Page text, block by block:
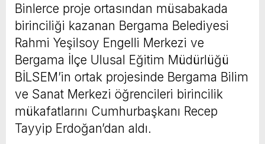
Binlerce proje ortasından müsabakada
birinciliği kazanan Bergama Belediyesi
Rahmi Yeşilsoy Engelli Merkezi ve
Bergama İlçe Ulusal Eğitim Müdürlüğü
BİLSEM’in ortak projesinde Bergama Bilim
ve Sanat Merkezi öğrencileri birincilik
mükafatlarını Cumhurbaşkanı Recep
Tayyip Erdoğan’dan aldı.